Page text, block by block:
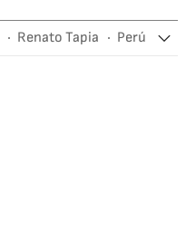
Renato Tapia
Perú